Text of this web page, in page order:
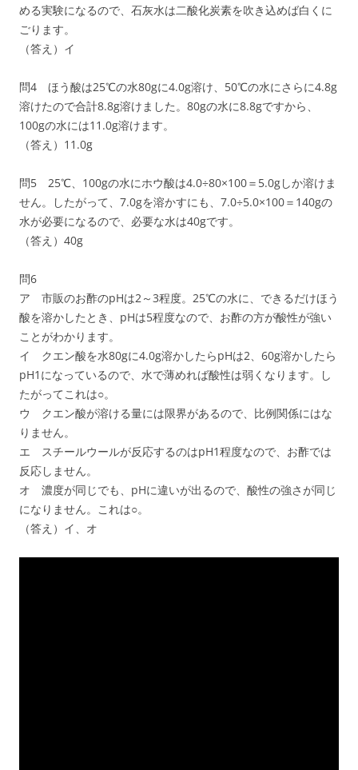
める実験になるので、石灰水は二酸化炭素を吹き込めば白くに
ごります。
（答え）イ
問4 ほう酸は25℃の水80gに4.0g溶け、50℃の水にさらに4.8g
溶けたので合計8.8g溶けました。80gの水に8.8gですから、
100gの水には11.0g溶けます。
（答え）11.0g
問5 25℃、100gの水にホウ酸は4.0÷80×100＝5.0gしか溶けま
せん。したがって、7.0gを溶かすにも、7.0÷5.0×100＝140gの
水が必要になるので、必要な水は40gです。
（答え）40g
問6
ア 市販のお酢のpHは2～3程度。25℃の水に、できるだけほう
酸を溶かしたとき、pHは5程度なので、お酢の方が酸性が強い
ことがわかります。
イ クエン酸を水80gに4.0g溶かしたらpHは2、60g溶かしたら
pH1になっているので、水で薄めれば酸性は弱くなります。し
たがってこれは○。
ウ クエン酸が溶ける量には限界があるので、比例関係にはな
りません。
エ スチールウールが反応するのはpH1程度なので、お酢では
反応しません。
オ 濃度が同じでも、pHに違いが出るので、酸性の強さが同じ
になりません。これは○。
（答え）イ、オ